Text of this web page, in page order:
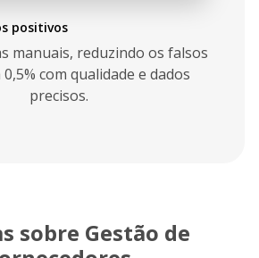
positivos
manuais, reduzindo os falsos
com qualidade e dados
precisos.
sobre Gestão de